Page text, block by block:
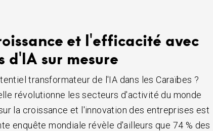
et l'efficacité avec
d'IA sur mesure
transformateur de l'IA dans les Caraïbes ?
révolutionne les secteurs d'activité du monde
la croissance et l'innovation des entreprises est
enquête mondiale révèle d'ailleurs que 74 % des